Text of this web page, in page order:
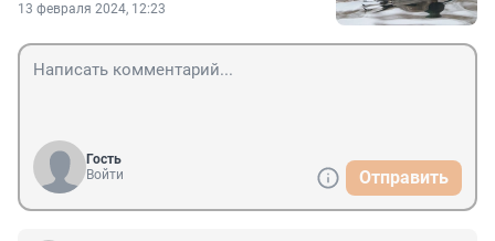
13 февраля 2024, 12:23
Гость
Войти
Отправить